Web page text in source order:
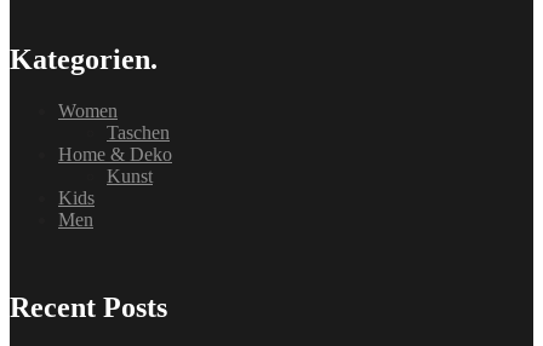
Kategorien.
Women
Taschen
Home & Deko
Kunst
Kids
Men
Recent Posts